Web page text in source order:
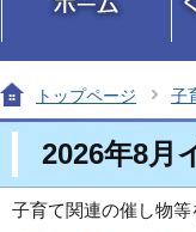
トップページ 子
2026年8月
子育て関連の催し物